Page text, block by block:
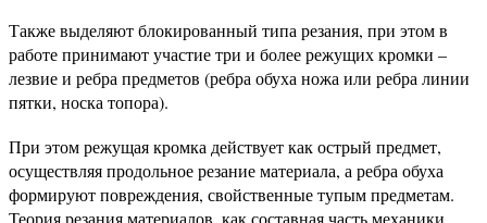
Также выделяют блокированный типа резания, при этом в
работе принимают участие три и более режущих кромки –
лезвие и ребра предметов (ребра обуха ножа или ребра линии
пятки, носка топора).
При этом режущая кромка действует как острый предмет,
осуществляя продольное резание материала, а ребра обуха
формируют повреждения, свойственные тупым предметам.